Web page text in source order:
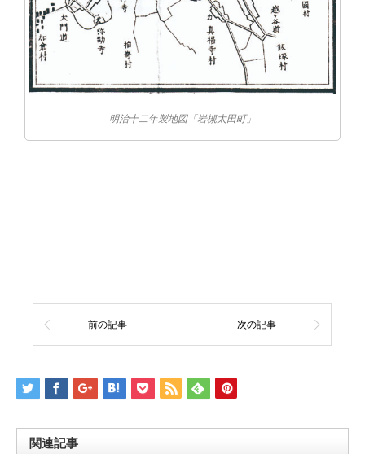
明治十二年製地図「岩槻太田町」
前の記事 次の記事
関連記事